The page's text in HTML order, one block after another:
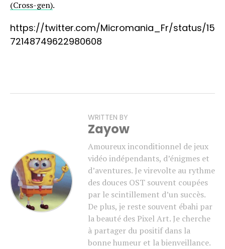
(Cross-gen).
https://twitter.com/Micromania_Fr/status/15
72148749622980608
WRITTEN BY
Zayow
Amoureux inconditionnel de jeux
vidéo indépendants, d’énigmes et
d’aventures. Je virevolte au rythme
des douces OST souvent coupées
par le scintillement d’un succès.
De plus, je reste souvent ébahi par
la beauté des Pixel Art. Je cherche
à partager du positif dans la
bonne humeur et la bienveillance.